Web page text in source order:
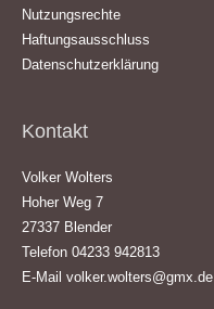
Nutzungsrechte
Haftungsausschluss
Datenschutzerklärung
Kontakt
Volker Wolters
Hoher Weg 7
27337 Blender
Telefon 04233 942813
E-Mail volker.wolters@gmx.de